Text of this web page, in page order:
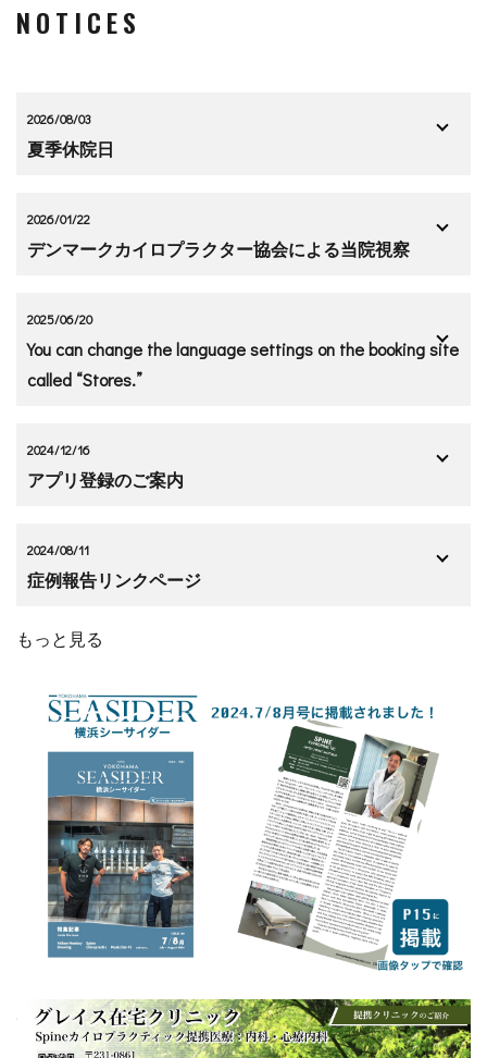
NOTICES
2026/08/03
夏季休院日
2026/01/22
デンマークカイロプラクター協会による当院視察
2025/06/20
You can change the language settings on the booking site
called “Stores.”
2024/12/16
アプリ登録のご案内
2024/08/11
症例報告リンクページ
もっと見る